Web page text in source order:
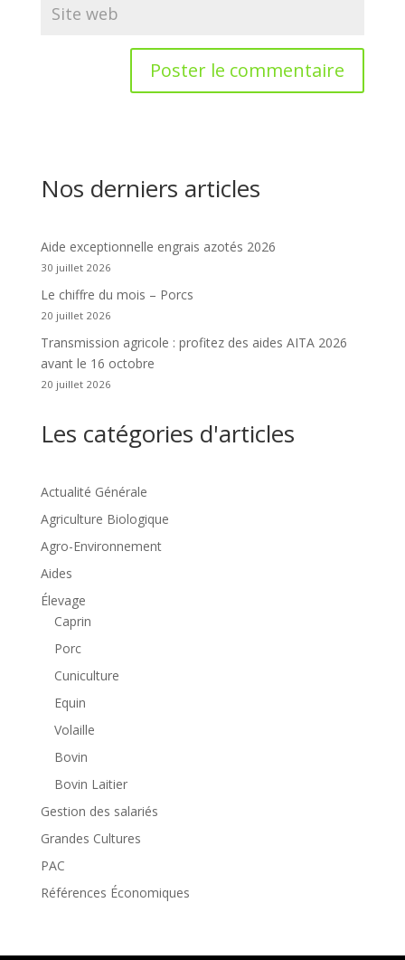
Nos derniers articles
Aide exceptionnelle engrais azotés 2026
30 juillet 2026
Le chiffre du mois – Porcs
20 juillet 2026
Transmission agricole : profitez des aides AITA 2026
avant le 16 octobre
20 juillet 2026
Les catégories d'articles
Actualité Générale
Agriculture Biologique
Agro-Environnement
Aides
Élevage
Caprin
Porc
Cuniculture
Equin
Volaille
Bovin
Bovin Laitier
Gestion des salariés
Grandes Cultures
PAC
Références Économiques